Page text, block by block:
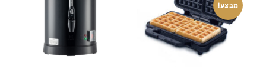
מבצע!